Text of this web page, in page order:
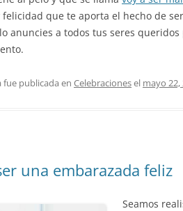
felicidad que te aporta el hecho de
anuncies a todos tus seres
fue publicada en Celebracionesel mayo 22,
una embarazada feliz
Seamos